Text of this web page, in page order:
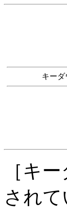
キーダ
［キ
され